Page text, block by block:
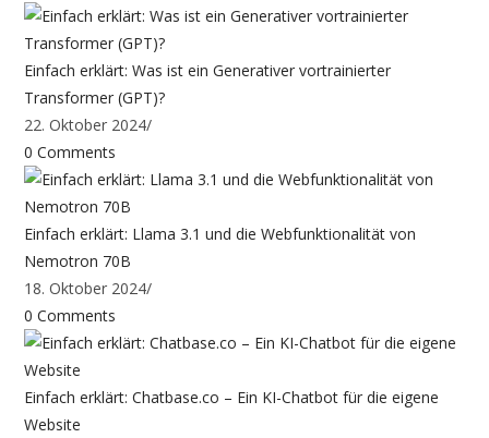
Einfach erklärt: Was ist ein Generativer vortrainierter
Transformer (GPT)?
22. Oktober 2024/
0 Comments
Einfach erklärt: Llama 3.1 und die Webfunktionalität von
Nemotron 70B
18. Oktober 2024/
0 Comments
Einfach erklärt: Chatbase.co – Ein KI-Chatbot für die eigene
Website